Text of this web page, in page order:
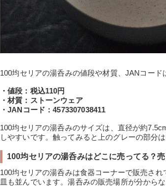
100均セリアの湯呑みの値段や材質、JANコード
・値段：税込110円
・材質：ストーンウェア
・JANコード：4573307038411
100均セリアの湯呑みのサイズは、直径が約
しやすいです。触ってみると上のグレーの部分
100均セリアの湯呑みはどこに売ってる？売
100均セリアの湯呑みは食器コーナーで販売さ
皿も並んでいます。湯呑みの販売場所が分から